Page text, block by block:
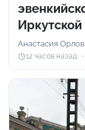
Иркутской
Анастасия
12 часов назад